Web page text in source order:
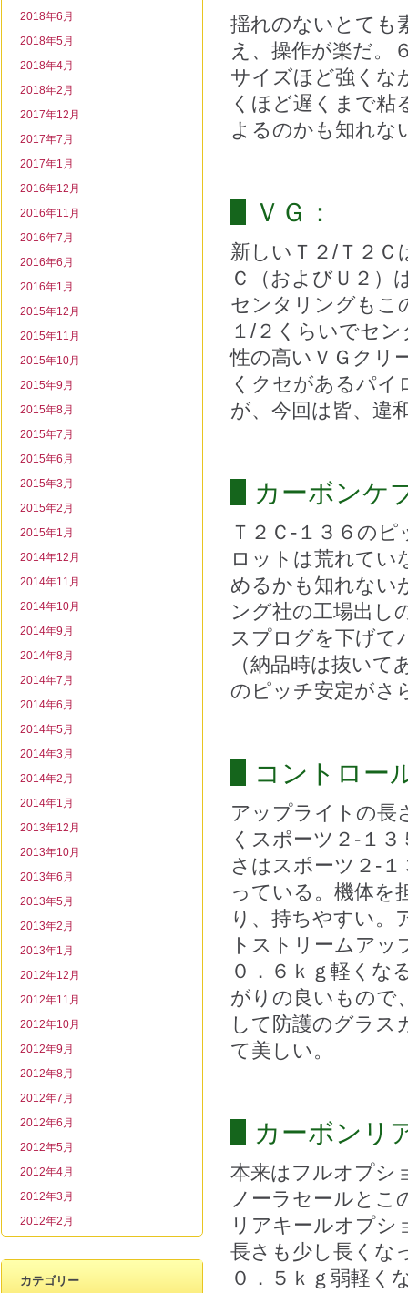
2018年6月
2018年5月
2018年4月
2018年2月
2017年12月
2017年7月
2017年1月
2016年12月
2016年11月
2016年7月
2016年6月
2016年1月
2015年12月
2015年11月
2015年10月
2015年9月
2015年8月
2015年7月
2015年6月
2015年3月
2015年2月
2015年1月
2014年12月
2014年11月
2014年10月
2014年9月
2014年8月
2014年7月
2014年6月
2014年5月
2014年3月
2014年2月
2014年1月
2013年12月
2013年10月
2013年6月
2013年5月
2013年2月
2013年1月
2012年12月
2012年11月
2012年10月
2012年9月
2012年8月
2012年7月
2012年6月
2012年5月
2012年4月
2012年3月
2012年2月
カテゴリー
揺れのないとても
え、操作が楽だ。
サイズほど強くな
くほど遅くまで粘
よるのかも知れな
ＶＧ：
新しいＴ２/Ｔ２Ｃ
Ｃ（およびＵ２）
センタリングもこ
１/２くらいでセ
性の高いＶＧクリ
くクセがあるパ
が、今回は皆、違
カーボンケ
Ｔ２Ｃ‐１３６の
ロットは荒れてい
めるかも知れない
ング社の工場出し
スプログを下げて
（納品時は抜い
のピッチ安定がさ
コントロー
アップライトの長
くスポーツ２‐１
さはスポーツ２‐
っている。機体を
り、持ちやすい。
トストリームア
０．６ｋｇ軽くな
がりの良いもので
して防護のグラス
て美しい。
カーボンリ
本来はフルオプシ
ノーラセールとこ
リアキールオプシ
長さも少し長くな
０．５ｋｇ弱軽く